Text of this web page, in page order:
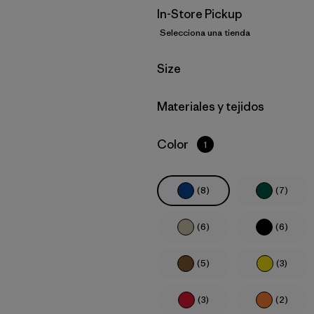
In-Store Pickup
Selecciona una tienda
Filtrar por
Size
Filtrar por
Materiales y tejidos
Filtrar por
Color 1
(8) (7)
(6) (6)
(5) (3)
(3) (2)